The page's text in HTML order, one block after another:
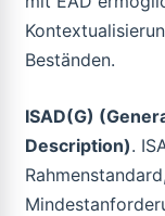
Beständen.
ISAD(G)
Description).